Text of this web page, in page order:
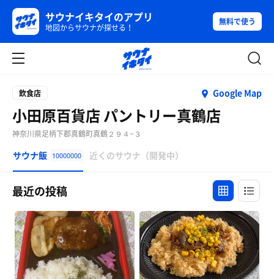
サウナイキタイのアプリ
地図からサウナが探せる！
無料で使う
飲食店 Google Map
小田原百貨店 パントリー真鶴店
神奈川県足柄下郡真鶴町真鶴２９４−３
サウナ飯 10000000 近くのサウナ（開発中）
最近の投稿